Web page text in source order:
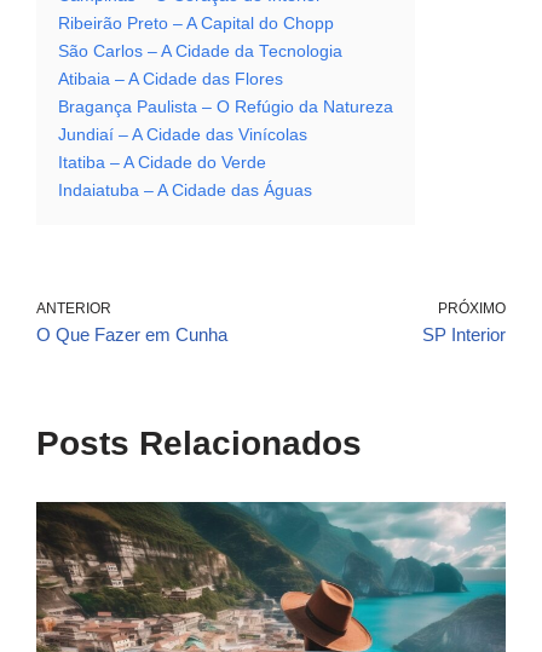
Ribeirão Preto – A Capital do Chopp
São Carlos – A Cidade da Tecnologia
Atibaia – A Cidade das Flores
Bragança Paulista – O Refúgio da Natureza
Jundiaí – A Cidade das Vinícolas
Itatiba – A Cidade do Verde
Indaiatuba – A Cidade das Águas
ANTERIOR
O Que Fazer em Cunha
PRÓXIMO
SP Interior
Posts Relacionados